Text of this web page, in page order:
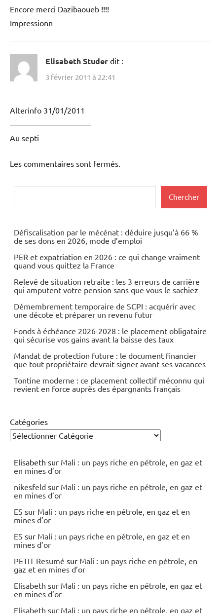
Encore merci Dazibaoueb !!!!
Impressionn
Elisabeth Studer dit :
3 février 2011 à 22:41
Alterinfo 31/01/2011
——————————-
Au septi
Les commentaires sont fermés.
Chercher
Défiscalisation par le mécénat : déduire jusqu’à 66 %
de ses dons en 2026, mode d’emploi
PER et expatriation en 2026 : ce qui change vraiment
quand vous quittez la France
Relevé de situation retraite : les 3 erreurs de carrière
qui amputent votre pension sans que vous le sachiez
Démembrement temporaire de SCPI : acquérir avec
une décote et préparer un revenu futur
Fonds à échéance 2026-2028 : le placement obligataire
qui sécurise vos gains avant la baisse des taux
Mandat de protection future : le document financier
que tout propriétaire devrait signer avant ses vacances
Tontine moderne : ce placement collectif méconnu qui
revient en force auprès des épargnants français
Catégories
Elisabeth sur Mali : un pays riche en pétrole, en gaz et
en mines d’or
nikesfeld sur Mali : un pays riche en pétrole, en gaz et
en mines d’or
ES sur Mali : un pays riche en pétrole, en gaz et en
mines d’or
ES sur Mali : un pays riche en pétrole, en gaz et en
mines d’or
PETIT Resumé sur Mali : un pays riche en pétrole, en
gaz et en mines d’or
Elisabeth sur Mali : un pays riche en pétrole, en gaz et
en mines d’or
Elisabeth sur Mali : un pays riche en pétrole, en gaz et